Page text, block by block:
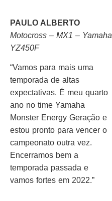
PAULO ALBERTO
Motocross – MX1 – Yamaha
YZ450F
“Vamos para mais uma
temporada de altas
expectativas. É meu quarto
ano no time Yamaha
Monster Energy Geração e
estou pronto para vencer o
campeonato outra vez.
Encerramos bem a
temporada passada e
vamos fortes em 2022.”